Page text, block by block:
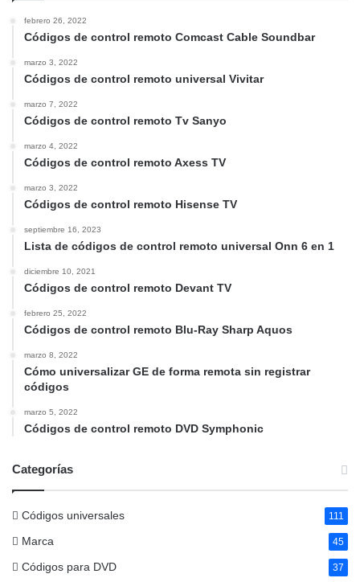
febrero 26, 2022
Códigos de control remoto Comcast Cable Soundbar
marzo 3, 2022
Códigos de control remoto universal Vivitar
marzo 7, 2022
Códigos de control remoto Tv Sanyo
marzo 4, 2022
Códigos de control remoto Axess TV
marzo 3, 2022
Códigos de control remoto Hisense TV
septiembre 16, 2023
Lista de códigos de control remoto universal Onn 6 en 1
diciembre 10, 2021
Códigos de control remoto Devant TV
febrero 25, 2022
Códigos de control remoto Blu-Ray Sharp Aquos
marzo 8, 2022
Cómo universalizar GE de forma remota sin registrar
códigos
marzo 5, 2022
Códigos de control remoto DVD Symphonic
Categorías
Códigos universales 111
Marca 45
Códigos para DVD 37